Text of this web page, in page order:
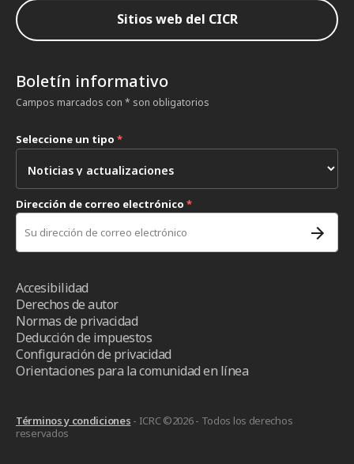
Sitios web del CICR
Boletín informativo
Campos marcados con * son obligatorios
Seleccione un tipo *
Dirección de correo electrónico *
Accesibilidad
Derechos de autor
Normas de privacidad
Deducción de impuestos
Configuración de privacidad
Orientaciones para la comunidad en línea
Términos y condiciones - ICRC ©2026 - Todos los derechos
reservados